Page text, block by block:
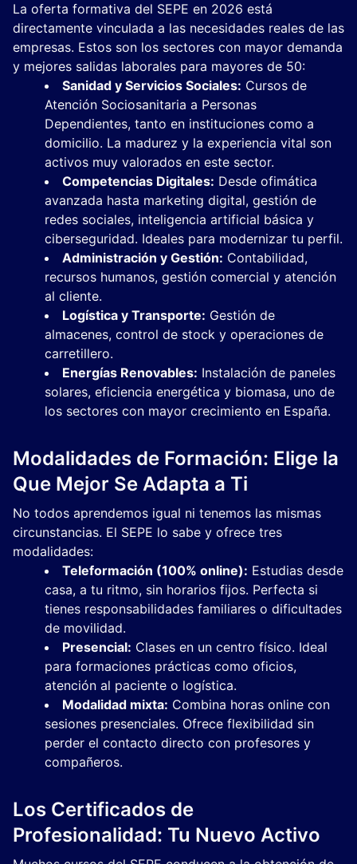
La oferta formativa del SEPE en 2026 está
directamente vinculada a las necesidades reales de las
empresas. Estos son los sectores con mayor demanda
y mejores salidas laborales para mayores de 50:
Sanidad y Servicios Sociales: Cursos de
Atención Sociosanitaria a Personas
Dependientes, tanto en instituciones como a
domicilio. La madurez y la experiencia vital son
activos muy valorados en este sector.
Competencias Digitales: Desde ofimática
avanzada hasta marketing digital, gestión de
redes sociales, inteligencia artificial básica y
ciberseguridad. Ideales para modernizar tu perfil.
Administración y Gestión: Contabilidad,
recursos humanos, gestión comercial y atención
al cliente.
Logística y Transporte: Gestión de
almacenes, control de stock y operaciones de
carretillero.
Energías Renovables: Instalación de paneles
solares, eficiencia energética y biomasa, uno de
los sectores con mayor crecimiento en España.
Modalidades de Formación: Elige la
Que Mejor Se Adapta a Ti
No todos aprendemos igual ni tenemos las mismas
circunstancias. El SEPE lo sabe y ofrece tres
modalidades:
Teleformación (100% online): Estudias desde
casa, a tu ritmo, sin horarios fijos. Perfecta si
tienes responsabilidades familiares o dificultades
de movilidad.
Presencial: Clases en un centro físico. Ideal
para formaciones prácticas como oficios,
atención al paciente o logística.
Modalidad mixta: Combina horas online con
sesiones presenciales. Ofrece flexibilidad sin
perder el contacto directo con profesores y
compañeros.
Los Certificados de
Profesionalidad: Tu Nuevo Activo